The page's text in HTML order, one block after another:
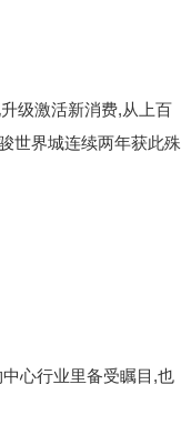
级激活新消费,从上百
世界城连续两年获此殊
心行业里备受瞩目,也